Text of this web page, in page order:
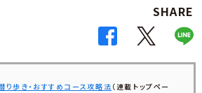
SHARE
り歩き・おすすめコース攻略法 （連載トップペー